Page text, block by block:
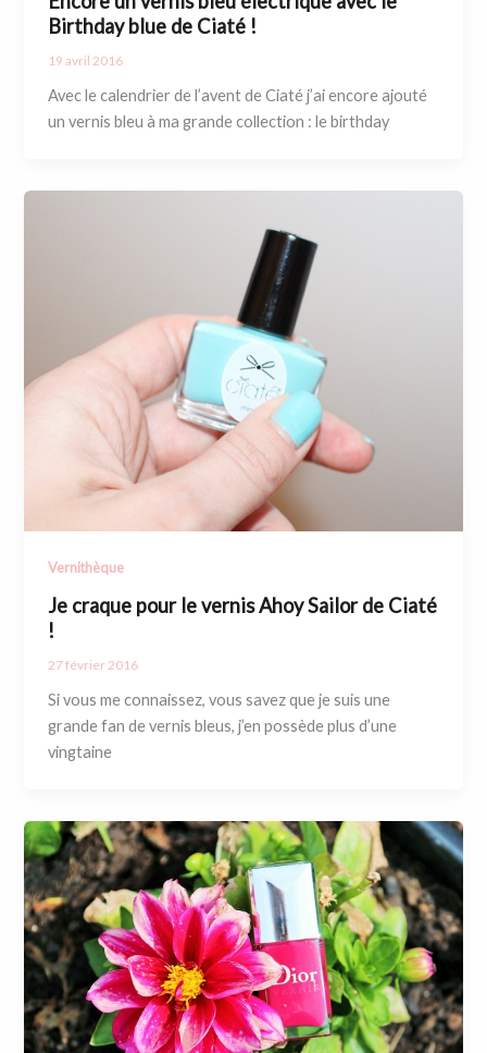
Birthday blue de Ciaté !
19 avril 2016
Avec le calendrier de l’avent de Ciaté j’ai encore ajouté
un vernis bleu à ma grande collection : le birthday
Vernithèque
Je craque pour le vernis Ahoy Sailor de Ciaté
!
27 février 2016
Si vous me connaissez, vous savez que je suis une
grande fan de vernis bleus, j’en possède plus d’une
vingtaine